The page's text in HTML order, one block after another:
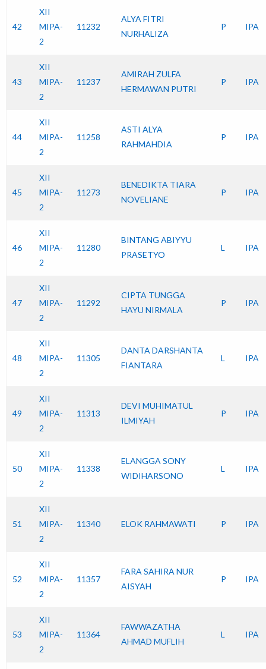
42
XII
MIPA-
2
11232
ALYA FITRI
NURHALIZA
P IPA
43
XII
MIPA-
2
11237
AMIRAH ZULFA
HERMAWAN PUTRI
P IPA
44
XII
MIPA-
2
11258
ASTI ALYA
RAHMAHDIA
P IPA
45
XII
MIPA-
2
11273
BENEDIKTA TIARA
NOVELIANE
P IPA
46
XII
MIPA-
2
11280
BINTANG ABIYYU
PRASETYO
L IPA
47
XII
MIPA-
2
11292
CIPTA TUNGGA
HAYU NIRMALA
P IPA
48
XII
MIPA-
2
11305
DANTA DARSHANTA
FIANTARA
L IPA
49
XII
MIPA-
2
11313
DEVI MUHIMATUL
ILMIYAH
P IPA
50
XII
MIPA-
2
11338
ELANGGA SONY
WIDIHARSONO
L IPA
51
XII
MIPA-
2
11340 ELOK RAHMAWATI P IPA
52
XII
MIPA-
2
11357
FARA SAHIRA NUR
AISYAH
P IPA
53
XII
MIPA-
2
11364
FAWWAZATHA
AHMAD MUFLIH
L IPA